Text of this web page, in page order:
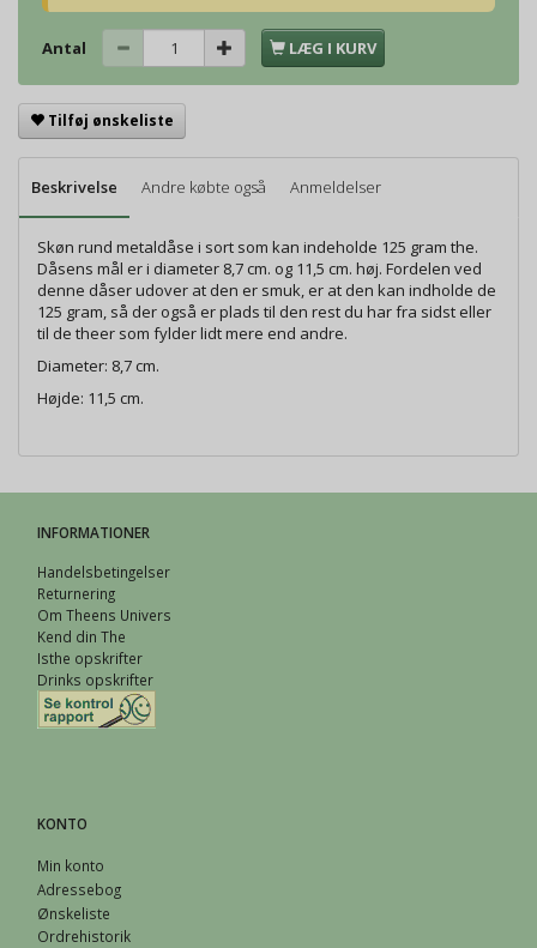
Antal LÆG I KURV
Tilføj ønskeliste
Beskrivelse Andre købte også Anmeldelser
Skøn rund metaldåse i sort som kan indeholde 125 gram the.
Dåsens mål er i diameter 8,7 cm. og 11,5 cm. høj. Fordelen ved
denne dåser udover at den er smuk, er at den kan indholde de
125 gram, så der også er plads til den rest du har fra sidst eller
til de theer som fylder lidt mere end andre.
Diameter: 8,7 cm.
Højde: 11,5 cm.
INFORMATIONER
Handelsbetingelser
Returnering
Om Theens Univers
Kend din The
Isthe opskrifter
Drinks opskrifter
KONTO
Min konto
Adressebog
Ønskeliste
Ordrehistorik